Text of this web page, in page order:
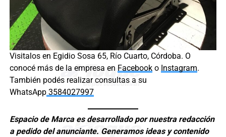
Visitalos en Egidio Sosa 65, Río Cuarto, Córdoba. O
conocé más de la empresa en Facebooko Instagram.
También podés realizar consultas a su
WhatsApp3584027997
Espacio de Marca es desarrollado por nuestra redacción
a pedido del anunciante. Generamos ideas y contenido